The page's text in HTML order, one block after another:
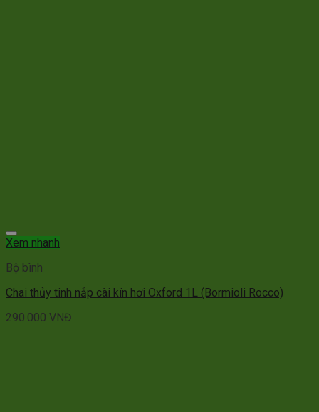
Xem nhanh
Bộ bình
Chai thủy tinh nắp cài kín hơi Oxford 1L (Bormioli Rocco)
290.000 VNĐ